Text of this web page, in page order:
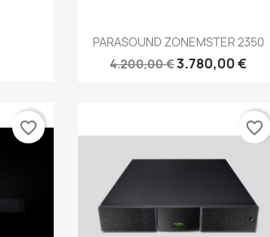
Anteprima
PARASOUND ZONEMSTER 2350
4.200,00 €3.780,00 €
favorite_border favorite_border